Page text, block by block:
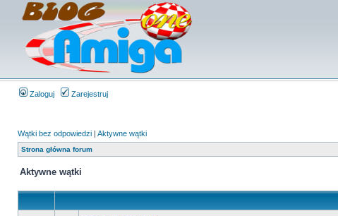
Zaloguj Zarejestruj
Wątki bez odpowiedzi | Aktywne wątki
Strona główna forum
Aktywne wątki